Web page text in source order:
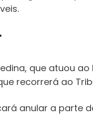
que atuou
recorrerá ao
anular a parte